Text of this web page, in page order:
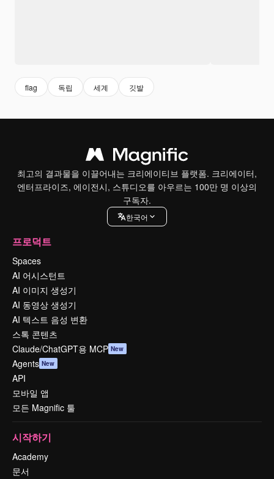
flag 독립 세계 깃발
최고의 결과물을 이끌어내는 크리에이티브 플랫폼. 크리에이터,
엔터프라이즈, 에이전시, 스튜디오를 아우르는 100만 명 이상의
구독자.
한국어
프로덕트
Spaces
AI 어시스턴트
AI 이미지 생성기
AI 동영상 생성기
AI 텍스트 음성 변환
스톡 콘텐츠
Claude/ChatGPT용 MCP New
Agents New
API
모바일 앱
모든 Magnific 툴
시작하기
Academy
문서